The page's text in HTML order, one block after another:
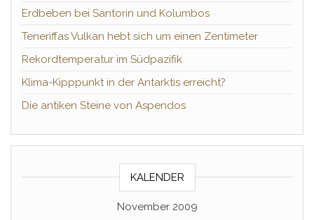
Erdbeben bei Santorin und Kolumbos
Teneriffas Vulkan hebt sich um einen Zentimeter
Rekordtemperatur im Südpazifik
Klima-Kipppunkt in der Antarktis erreicht?
Die antiken Steine von Aspendos
KALENDER
November 2009